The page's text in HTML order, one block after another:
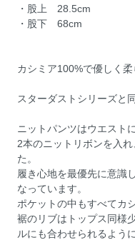
・股上 28.5cm
・股下 68cm
カシミア100%で優しく柔
スターダストシリーズと
ニットパンツはウエスト
2本のニットリボンを入
た。
履き心地を最優先に意識
なっています。
ポケットの中もすべてカ
裾のリブはトップス同様
ルにも合わせられるよう